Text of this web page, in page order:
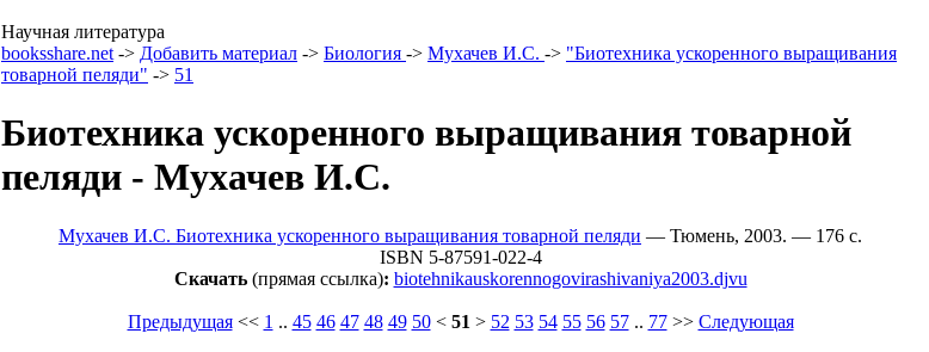
Научная литература
booksshare.net -> Добавить материал -> Биология -> Мухачев И.С. -> "Биотехника ускоренного выращивания
товарной пеляди" -> 51
Биотехника ускоренного выращивания товарной
пеляди - Мухачев И.С.
Мухачев И.С. Биотехника ускоренного выращивания товарной пеляди — Тюмень, 2003. — 176 c.
ISBN 5-87591-022-4
Скачать(прямая ссылка): biotehnikauskorennogovirashivaniya2003.djvu
Предыдущая<< 1 .. 45 46 47 48 49 50< 51 > 52 53 54 55 56 57.. 77>> Следующая